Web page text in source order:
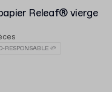
Releaf® vierge
RESPONSABLE 🌱